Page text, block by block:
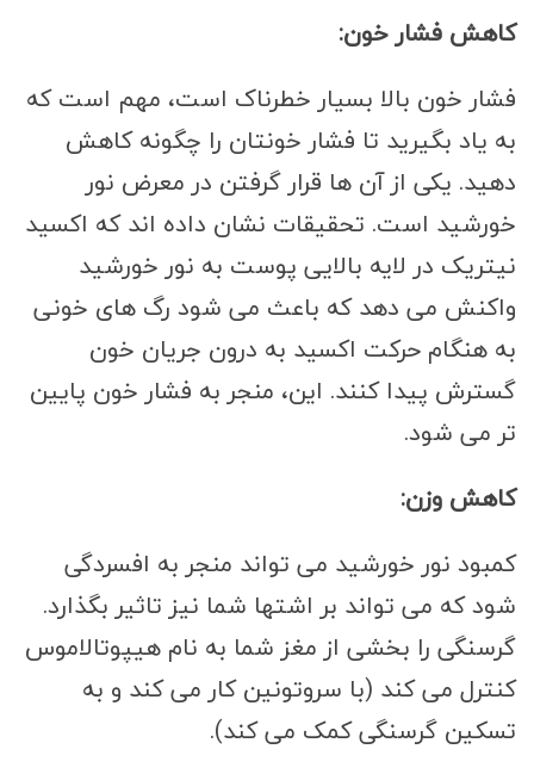
کاهش فشار خون:
فشار خون بالا بسیار خطرناک است، مهم است که
به یاد بگیرید تا فشار خونتان را چگونه کاهش
دهید. یکی از آن ها قرار گرفتن در معرض نور
خورشید است. تحقیقات نشان داده اند که اکسید
نیتریک در لایه بالایی پوست به نور خورشید
واکنش می دهد که باعث می شود رگ های خونی
به هنگام حرکت اکسید به درون جریان خون
گسترش پیدا کنند. این، منجر به فشار خون پایین
تر می شود.
کاهش وزن:
کمبود نور خورشید می تواند منجر به افسردگی
شود که می تواند بر اشتها شما نیز تاثیر بگذارد.
گرسنگی را بخشی از مغز شما به نام هیپوتالاموس
کنترل می کند (با سروتونین کار می کند و به
تسکین گرسنگی کمک می کند).